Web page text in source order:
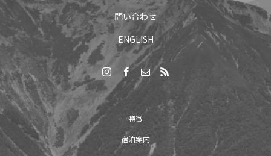
問い合わせ
ENGLISH
特徴
宿泊案内